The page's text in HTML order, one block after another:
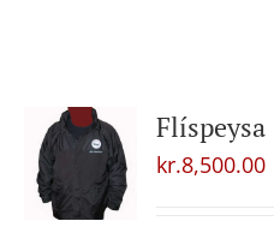
Flíspeysa
kr.8,500.00